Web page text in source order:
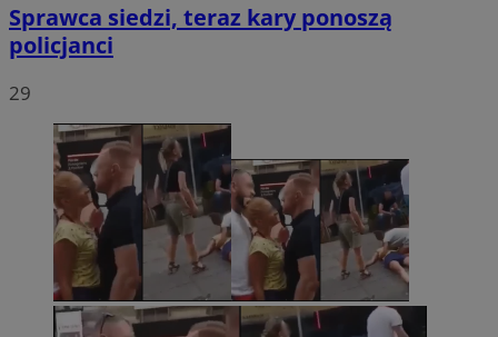
Sprawca siedzi, teraz kary ponoszą
policjanci
29